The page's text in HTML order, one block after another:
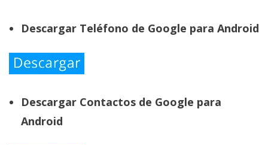
Descargar Teléfono de Google para Android
Descargar Contactos de Google para
Android